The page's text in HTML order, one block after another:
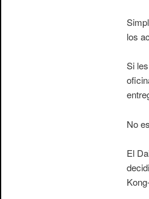
los
Si
No
El